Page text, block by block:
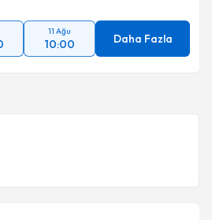
11 Ağu
10:00 Daha Fazla